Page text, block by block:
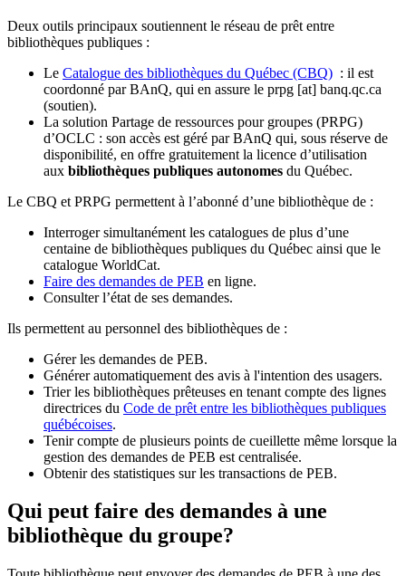
Deux outils principaux soutiennent le réseau de prêt entre
bibliothèques publiques :
Le Catalogue des bibliothèques du Québec (CBQ) : il est
coordonné par BAnQ, qui en assure le prpg [at] banq.qc.ca
(soutien).
La solution Partage de ressources pour groupes (PRPG)
d’OCLC : son accès est géré par BAnQ qui, sous réserve de
disponibilité, en offre gratuitement la licence d’utilisation
aux bibliothèques publiques autonomes du Québec.
Le CBQ et PRPG permettent à l’abonné d’une bibliothèque de :
Interroger simultanément les catalogues de plus d’une
centaine de bibliothèques publiques du Québec ainsi que le
catalogue WorldCat.
Faire des demandes de PEB en ligne.
Consulter l’état de ses demandes.
Ils permettent au personnel des bibliothèques de :
Gérer les demandes de PEB.
Générer automatiquement des avis à l'intention des usagers.
Trier les bibliothèques prêteuses en tenant compte des lignes
directrices du Code de prêt entre les bibliothèques publiques
québécoises.
Tenir compte de plusieurs points de cueillette même lorsque la
gestion des demandes de PEB est centralisée.
Obtenir des statistiques sur les transactions de PEB.
Qui peut faire des demandes à une
bibliothèque du groupe?